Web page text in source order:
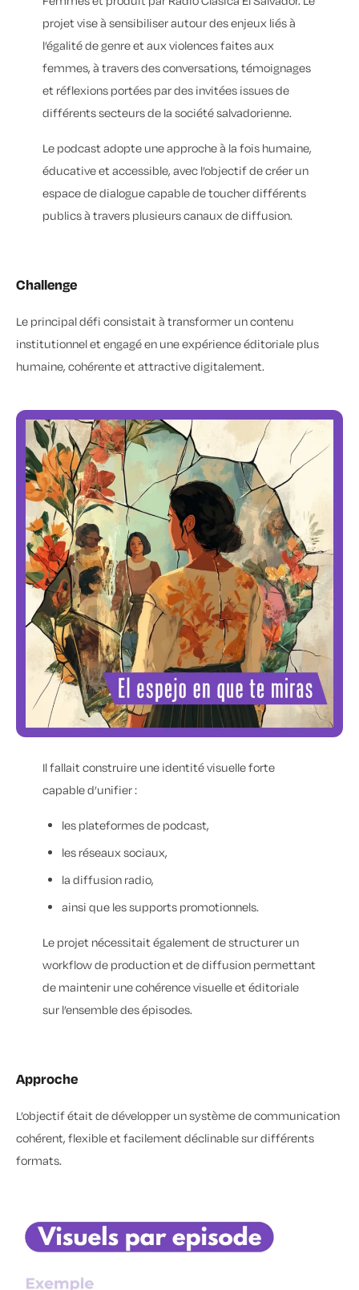
projet vise à sensibiliser autour des enjeux liés à
l’égalité de genre et aux violences faites aux
femmes, à travers des conversations, témoignages
et réflexions portées par des invitées issues de
différents secteurs de la société salvadorienne.
Le podcast adopte une approche à la fois humaine,
éducative et accessible, avec l’objectif de créer un
espace de dialogue capable de toucher différents
publics à travers plusieurs canaux de diffusion.
Challenge
Le principal défi consistait à transformer un contenu
institutionnel et engagé en une expérience éditoriale plus
humaine, cohérente et attractive digitalement.
Il fallait construire une identité visuelle forte
capable d’unifier :
les plateformes de podcast,
les réseaux sociaux,
la diffusion radio,
ainsi que les supports promotionnels.
Le projet nécessitait également de structurer un
workflow de production et de diffusion permettant
de maintenir une cohérence visuelle et éditoriale
sur l’ensemble des épisodes.
Approche
L’objectif était de développer un système de communication
cohérent, flexible et facilement déclinable sur différents
formats.